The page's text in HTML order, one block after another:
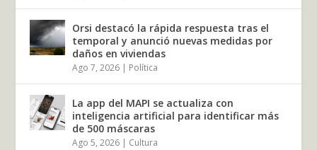
Orsi destacó la rápida respuesta tras el
temporal y anunció nuevas medidas por
daños en viviendas
Ago 7, 2026 Política
La app del MAPI se actualiza con
inteligencia artificial para identificar más
de 500 máscaras
Ago 5, 2026 Cultura